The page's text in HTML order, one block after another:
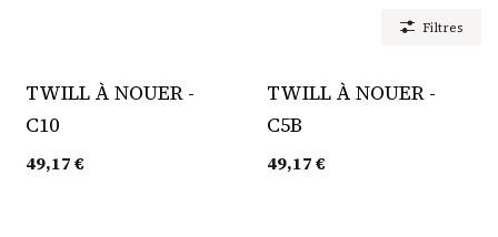
Filtres
TWILL À NOUER -
C10
49,17€
TWILL À NOUER -
C5B
49,17€